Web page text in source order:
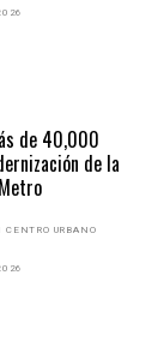
de 40,000
de la
CENTRO URBANO